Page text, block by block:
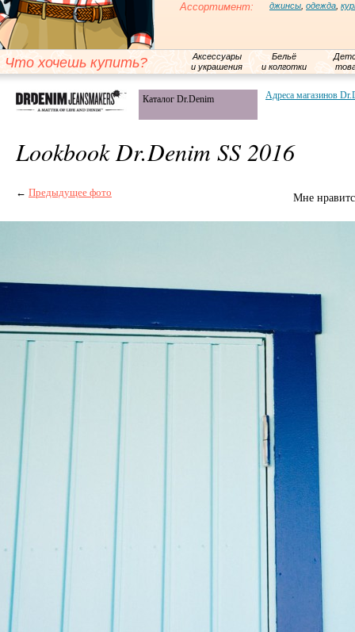
Ассортимент: джинсы одежда
Что хочешь купить?
Аксессуары
и украшения
Бельё
и колготки
Каталог Dr.Denim Адреса магазинов
Lookbook Dr.Denim SS 2016
← Предыдущее фото Мне